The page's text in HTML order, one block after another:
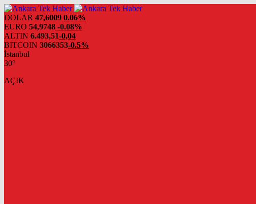
DOLAR 47,6009 0.06%
EURO 54,9748 -0.08%
ALTIN 6.493,51-0,04
BITCOIN 3066353-0.5%
İstanbul
30°
AÇIK